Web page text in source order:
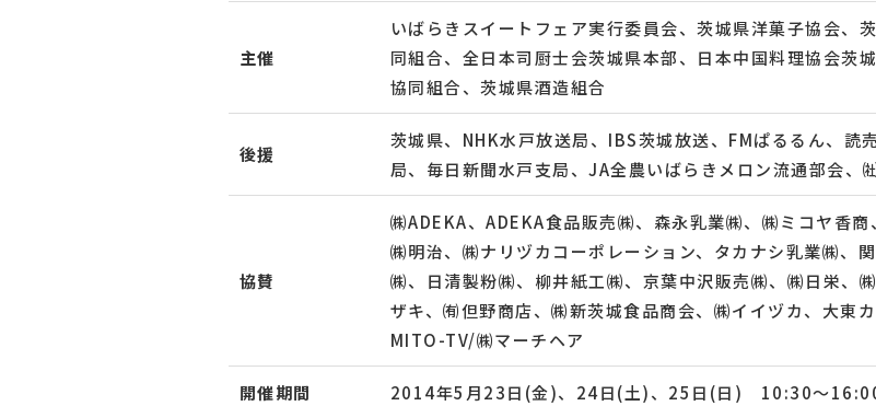
主催
いばらきスイートフェア実行委員会、茨城県洋菓子協会、
同組合、全日本司厨士会茨城県本部、日本中国料理協会茨
協同組合、茨城県酒造組合
後援
茨城県、NHK水戸放送局、IBS茨城放送、FMぱるるん、読
局、毎日新聞水戸支局、JA全農いばらきメロン流通部会、
協賛
㈱ADEKA、ADEKA食品販売㈱、森永乳業㈱、㈱ミコヤ香
㈱明治、㈱ナリヅカコーポレーション、タカナシ乳業㈱、
㈱、日清製粉㈱、柳井紙工㈱、京葉中沢販売㈱、㈱日栄、
ザキ、㈲但野商店、㈱新茨城食品商会、㈱イイヅカ、大東
MITO-TV/㈱マーチヘア
開催期間 2014年5月23日(金)、24日(土)、25日(日) 10:30～